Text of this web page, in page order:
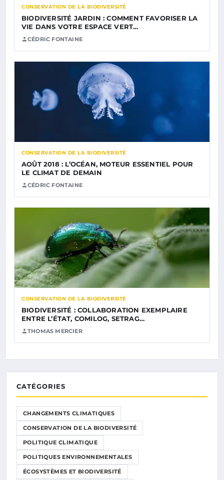
CONSERVATION DE LA BIODIVERSITÉ
BIODIVERSITÉ JARDIN : COMMENT FAVORISER LA
VIE DANS VOTRE ESPACE VERT…
CÉDRIC FONTAINE
CONSERVATION DE LA BIODIVERSITÉ
AOÛT 2018 : L’OCÉAN, MOTEUR ESSENTIEL POUR
LE CLIMAT DE DEMAIN
CÉDRIC FONTAINE
CONSERVATION DE LA BIODIVERSITÉ
BIODIVERSITÉ : COLLABORATION EXEMPLAIRE
ENTRE L’ÉTAT, COMILOG, SETRAG…
THOMAS MERCIER
CATÉGORIES
CHANGEMENTS CLIMATIQUES
CONSERVATION DE LA BIODIVERSITÉ
POLITIQUE CLIMATIQUE
POLITIQUES ENVIRONNEMENTALES
ÉCOSYSTÈMES ET BIODIVERSITÉ